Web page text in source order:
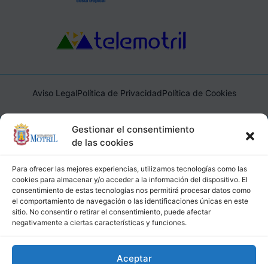
Gestionar el consentimiento
de las cookies
Para ofrecer las mejores experiencias, utilizamos tecnologías como las
cookies para almacenar y/o acceder a la información del dispositivo. El
consentimiento de estas tecnologías nos permitirá procesar datos como
el comportamiento de navegación o las identificaciones únicas en este
sitio. No consentir o retirar el consentimiento, puede afectar
negativamente a ciertas características y funciones.
Aceptar
Aviso LegalPolítica de PrivacidadPolítica de Cookies
Ayuntamiento de Motril, Plaza de España, 1, 18600, Motril,
(Granada), CIF: P1814200J, DIR3: L01181400